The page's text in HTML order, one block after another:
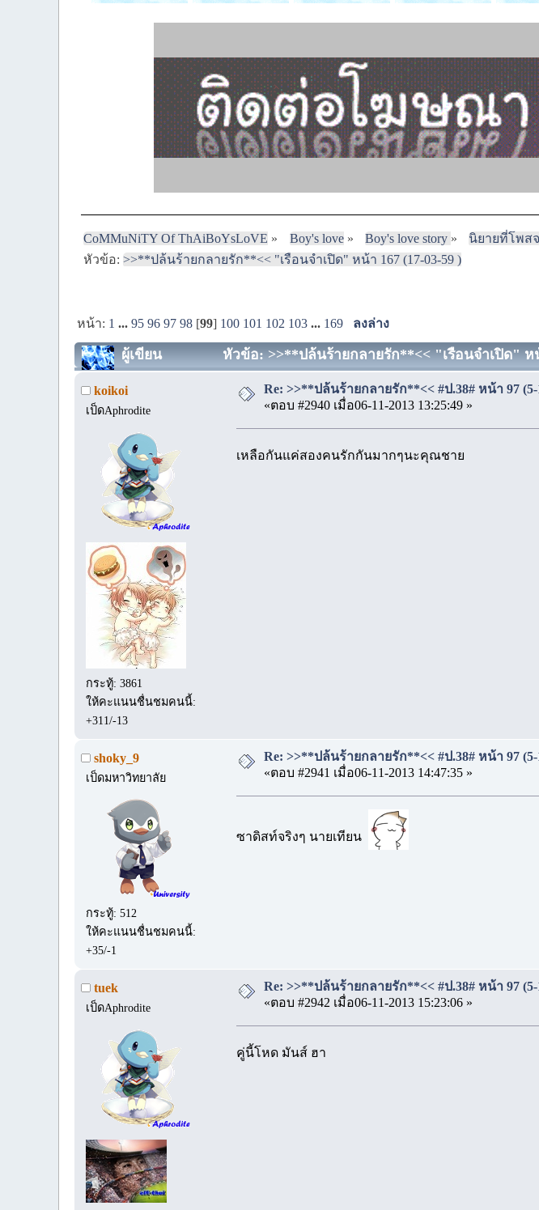
CoMMuNiTY Of ThAiBoYsLoVE » Boy's love» Boy's love story » นิยายที่โพส
หัวข้อ:>>**ปล้นร้ายกลายรัก**<< "เรือนจำเปิด" หน้า 167 (17-03-59 )
หน้า: 1 ...95 96 97 98 [99] 100 101 102 103 ... 169 ลงล่าง
ผู้เขียน หัวข้อ: >>**ปล้นร้ายกลายรัก**<< "เรือนจำเปิด" หน้
koikoi
เป็ดAphrodite
กระทู้: 3861
ให้คะแนนชื่นชมคนนี้:
+311/-13
Re: >>**ปล้นร้ายกลายรัก**<< #ป.38# หน้า 97 (5-
«ตอบ #2940 เมื่อ06-11-2013 13:25:49 »
เหลือกันแค่สองคนรักกันมากๆนะคุณชาย
shoky_9
เป็ดมหาวิทยาลัย
กระทู้: 512
ให้คะแนนชื่นชมคนนี้:
+35/-1
Re: >>**ปล้นร้ายกลายรัก**<< #ป.38# หน้า 97 (5-
«ตอบ #2941 เมื่อ06-11-2013 14:47:35 »
ซาดิสท์จริงๆ นายเทียน
tuek
เป็ดAphrodite
Re: >>**ปล้นร้ายกลายรัก**<< #ป.38# หน้า 97 (5-
«ตอบ #2942 เมื่อ06-11-2013 15:23:06 »
คู่นี้โหด มันส์ ฮา